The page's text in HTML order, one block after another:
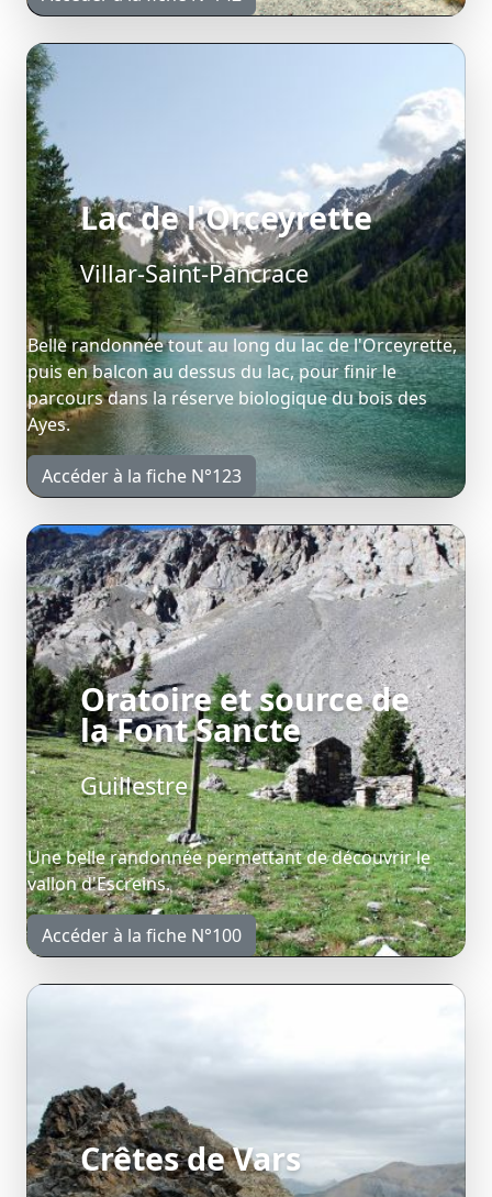
Lac de l'Orceyrette
Villar-Saint-Pancrace
Belle randonnée tout au long du lac de l'Orceyrette,
puis en balcon au dessus du lac, pour finir le
parcours dans la réserve biologique du bois des
Ayes.
Accéder à la fiche N°123
Oratoire et source de
la Font Sancte
Guillestre
Une belle randonnée permettant de découvrir le
vallon d'Escreins.
Accéder à la fiche N°100
Crêtes de Vars